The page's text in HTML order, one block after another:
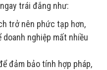
trái đắng như:
trở nên phức tạp hơn,
nghiệp mất nhiều
đảm bảo tính hợp pháp,